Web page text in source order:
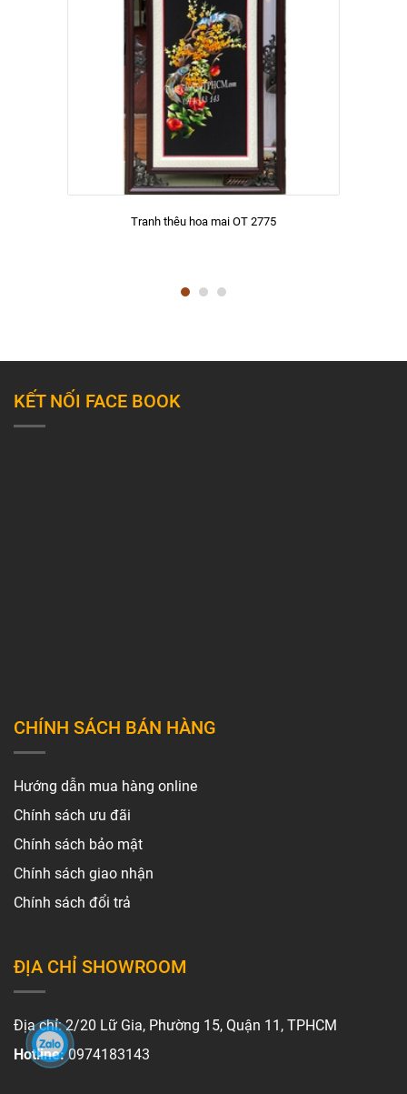
Tranh thêu hoa mai OT 2775
KẾT NỐI FACE BOOK
CHÍNH SÁCH BÁN HÀNG
Hướng dẫn mua hàng online
Chính sách ưu đãi
Chính sách bảo mật
Chính sách giao nhận
Chính sách đổi trả
ĐỊA CHỈ SHOWROOM
Địa chỉ: 2/20 Lữ Gia, Phường 15, Quận 11, TPHCM
Hotline:0974183143